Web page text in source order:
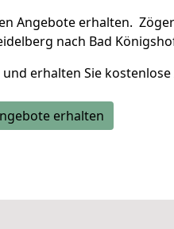
Angebote erhalten.
nach Bad
und erhalten Sie
erhalten